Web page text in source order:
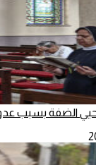
الضفة بسبب